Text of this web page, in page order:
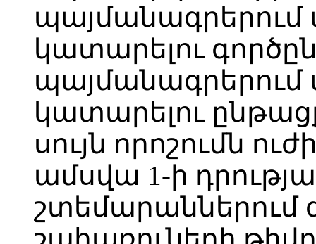
պայմանագրերում
կատարելու
պայմանագրերում
կատարելու
սույն որոշումն
ամսվա 1-ի
շտեմարաններում